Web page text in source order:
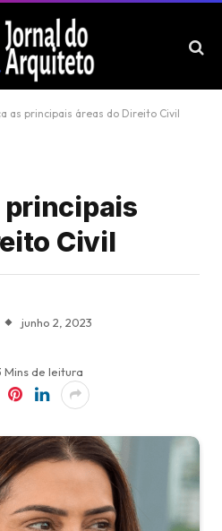
as principais áreas do Direito Civil
principais
Civil
junho 2, 2023
Mins de leitura